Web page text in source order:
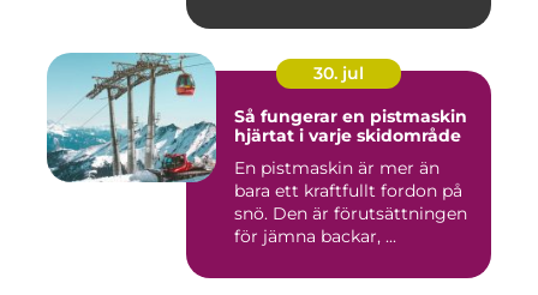
30. jul
Så fungerar en pistmaskin
hjärtat i varje skidområde
En pistmaskin är mer än
bara ett kraftfullt fordon på
snö. Den är förutsättningen
för jämna backar, ...